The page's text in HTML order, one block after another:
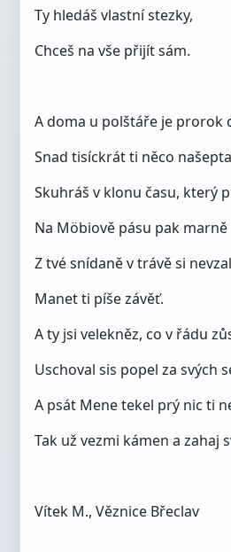
Ty hledáš vlastní stezky,
Chceš na vše přijít sám.
A doma u polštáře je prorok
Snad tisíckrát ti něco
Skuhráš v klonu času, který
Na Möbiově pásu pak marně
Z tvé snídaně v trávě si
Manet ti píše závěť.
A ty jsi velekněz, co v řádu
Uschoval sis popel za svých
A psát Mene tekel prý nic ti
Tak už vezmi kámen a zahaj
Vítek M., Věznice Břeclav